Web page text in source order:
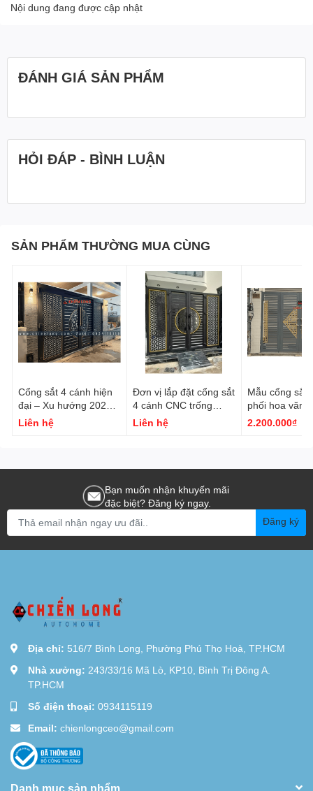
Nội dung đang được cập nhật
ĐÁNH GIÁ SẢN PHẨM
HỎI ĐÁP - BÌNH LUẬN
SẢN PHẨM THƯỜNG MUA CÙNG
Cổng sắt 4 cánh hiện
đại – Xu hướng 2026 |
Chiến Long Autohome
Liên hệ
Đơn vị lắp đặt cổng sắt
4 cánh CNC trống
đồng họa tiết bông
tuyết giá rẻ
Liên hệ
Mẫu cổng sắt
phối hoa văn
kiêu dang
2.200.000₫
Bạn muốn nhận khuyến mãi
đặc biệt? Đăng ký ngay.
Đăng ký
Địa chỉ: 516/7 Bình Long, Phường Phú Thọ Hoà, TP.HCM
Nhà xưởng: 243/33/16 Mã Lò, KP10, Bình Trị Đông A.
TP.HCM
Số điện thoại: 0934115119
Email: chienlongceo@gmail.com
Danh mục sản phẩm